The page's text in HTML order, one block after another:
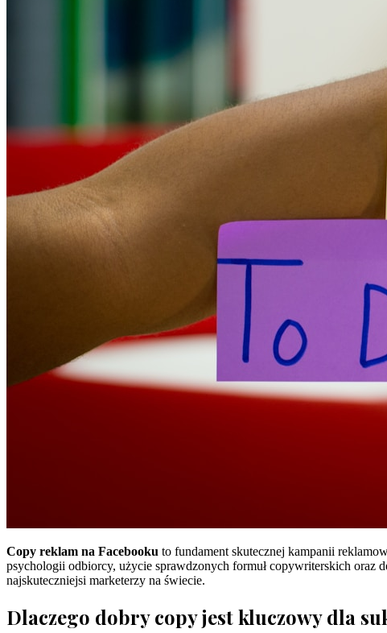
Copy reklam na Facebooku to fundament skutecznej kampanii
psychologii odbiorcy, użycie sprawdzonych formuł copywriterskich oraz
najskuteczniejsi marketerzy na świecie.
Dlaczego dobry copy jest kluczowy dla